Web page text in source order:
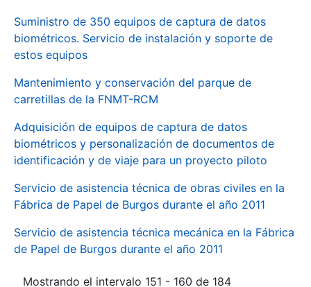
Suministro de 350 equipos de captura de datos
biométricos. Servicio de instalación y soporte de
estos equipos
Mantenimiento y conservación del parque de
carretillas de la FNMT-RCM
Adquisición de equipos de captura de datos
biométricos y personalización de documentos de
identificación y de viaje para un proyecto piloto
Servicio de asistencia técnica de obras civiles en la
Fábrica de Papel de Burgos durante el año 2011
Servicio de asistencia técnica mecánica en la Fábrica
de Papel de Burgos durante el año 2011
Mostrando el intervalo 151 - 160 de 184